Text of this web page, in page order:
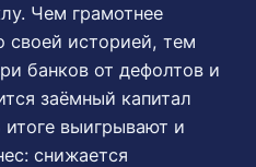
Чем грамотнее
своей историей, тем
банков от дефолтов и
заёмный капитал
выигрывают и
снижается